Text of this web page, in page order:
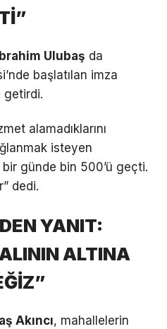
Ulubaş da
başlatılan imza
getirdi.
alamadıklarını
isteyen
bir günde bin 500’ü geçti.
dedi.
YANIT:
ALTINA
Akıncı, mahallelerin